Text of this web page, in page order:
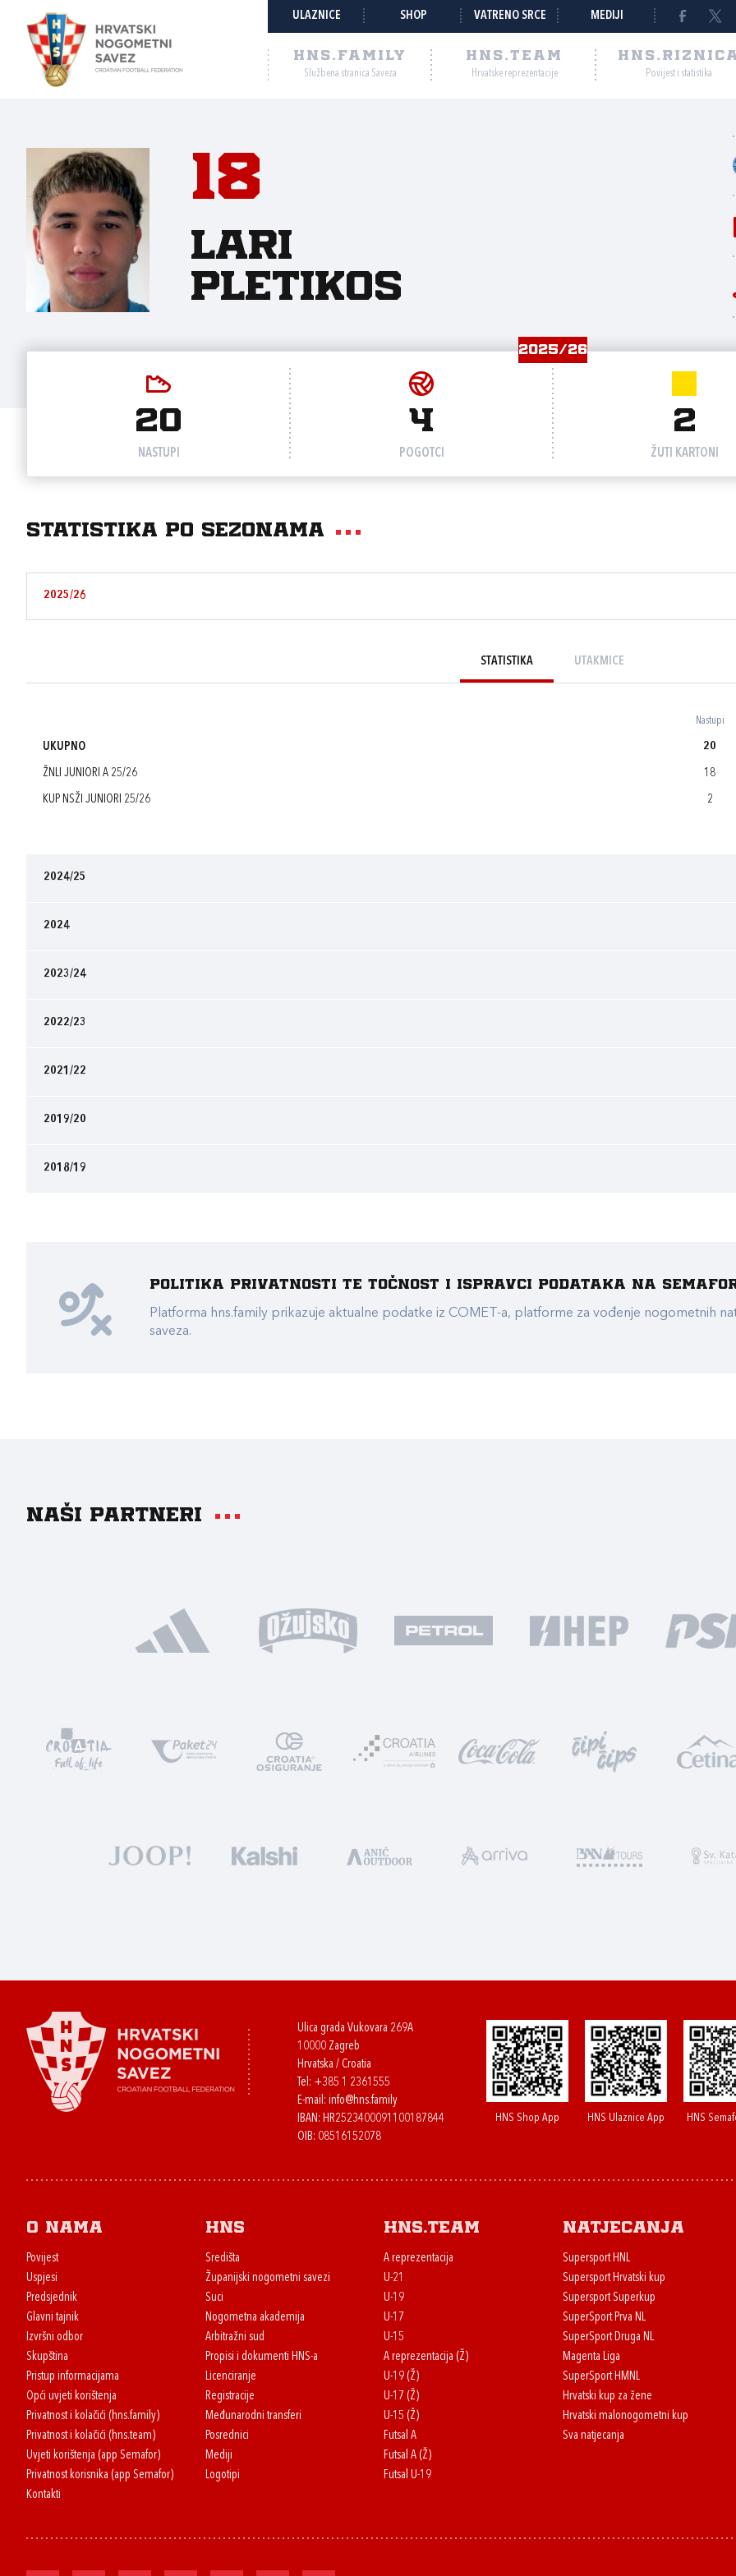
ULAZNICE SHOP VATRENO SRCE MEDIJI
HNS.FAMILY
Službena stranica Saveza
HNS.TEAM
Hrvatske reprezentacije Povijest i statistika
18
Lari
Pletikos
2025/26
20
NASTUPI
4
POGOTCI
2
ŽUTI KARTONI
Statistika po sezonama
2025/26
STATISTIKA UTAKMICE
Nastupi
UKUPNO 20
ŽNLI JUNIORI A 25/26 18
KUP NSŽI JUNIORI 25/26 2
2024/25
2024
2023/24
2022/23
2021/22
2019/20
2018/19
Politika privatnosti te točnost i ispravci podataka na
Platforma hns.family prikazuje aktualne podatke iz COMET-a, platforme za vođenje nogometnih
saveza.
Naši partneri
Ulica grada Vukovara 269A
10000 Zagreb
Hrvatska / Croatia
Tel: +385 1 2361555
E-mail: info@hns.family
IBAN: HR2523400091100187844
OIB: 08516152078
HNS Shop App HNS Ulaznice App HNS
O nama
Povijest
Uspjesi
Predsjednik
Glavni tajnik
Izvršni odbor
Skupština
Pristup informacijama
Opći uvjeti korištenja
Privatnost i kolačići (hns.family)
Privatnost i kolačići (hns.team)
Uvjeti korištenja (app Semafor)
Privatnost korisnika (app Semafor)
Kontakti
HNS
Središta
Županijski nogometni savezi
Suci
Nogometna akademija
Arbitražni sud
Propisi i dokumenti HNS-a
Licenciranje
Registracije
Međunarodni transferi
Posrednici
Mediji
Logotipi
HNS.team
A reprezentacija
U-21
U-19
U-17
U-15
A reprezentacija (Ž)
U-19 (Ž)
U-17 (Ž)
U-15 (Ž)
Futsal A
Futsal A (Ž)
Futsal U-19
Natjecanja
Supersport HNL
Supersport Hrvatski kup
Supersport Superkup
SuperSport Prva NL
SuperSport Druga NL
Magenta Liga
SuperSport HMNL
Hrvatski kup za žene
Hrvatski malonogometni kup
Sva natjecanja